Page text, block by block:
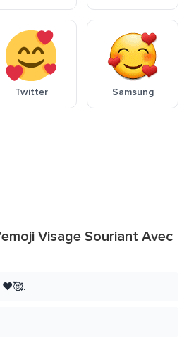
Twitter Samsung
Visage Souriant Avec
❤️🥰.